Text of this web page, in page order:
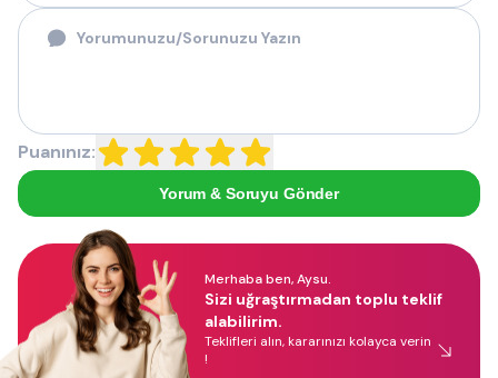
Puanınız:
Yorum & Soruyu Gönder
Merhaba ben, Aysu.
Sizi uğraştırmadan toplu teklif
alabilirim.
Teklifleri alın, kararınızı kolayca verin
!